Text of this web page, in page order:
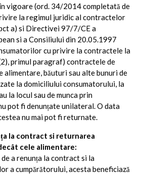
vigoare (ord. 34/2014 completată de
la regimul juridic al contractelor
a) si Directivei 97/7/CE a
si a Consiliului din 20.05.1997
cu privire la contractele la
primul paragraf) contractele de
alimentare, băuturi sau alte bunuri de
la domiciliului consumatorului, la
la locul sau de munca prin
pot fi denunțate unilateral. O data
nu mai pot fi returnate.
la contract si returnarea
cele alimentare:
a renunța la contract si la
a cumpărătorului, acesta beneficiază